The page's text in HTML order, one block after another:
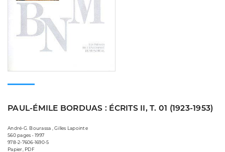
PAUL-ÉMILE BORDUAS : ÉCRITS II, T. 01 (1923-1953)
André-G. Bourassa , Gilles Lapointe
560 pages • 1997
978-2-7606-1690-5
Papier, PDF